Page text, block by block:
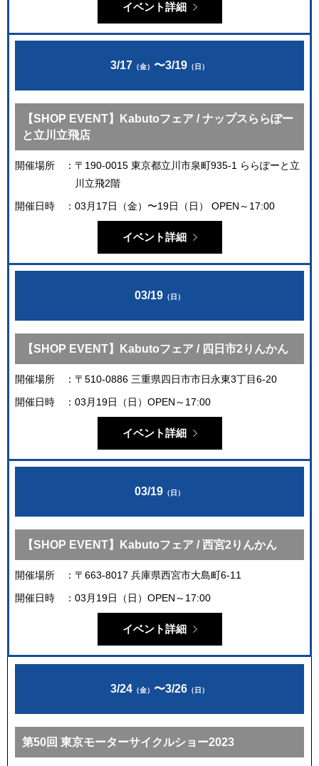
イベント詳細
3/17 （金） 〜3/19 （日）
【SHOP EVENT】Kabutoフェア / ナップスららぽー
と立川立飛店
開催場所
〒190-0015 東京都立川市泉町935-1 ららぽーと立
川立飛2階
開催日時
03月17日（金）〜19日（日） OPEN～17:00
イベント詳細
03/19 （日）
【SHOP EVENT】Kabutoフェア / 四日市2りんかん
開催場所
〒510-0886 三重県四日市市日永東3丁目6-20
開催日時
03月19日（日）OPEN～17:00
イベント詳細
03/19 （日）
【SHOP EVENT】Kabutoフェア / 西宮2りんかん
開催場所
〒663-8017 兵庫県西宮市大島町6-11
開催日時
03月19日（日）OPEN～17:00
イベント詳細
3/24 （金） 〜3/26 （日）
第50回 東京モーターサイクルショー2023